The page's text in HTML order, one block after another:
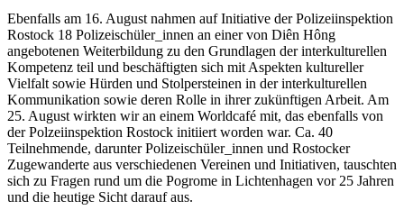
Ebenfalls am 16. August nahmen auf Initiative der Polizeiinspektion
Rostock 18 Polizeischüler_innen an einer von Diên Hông
angebotenen Weiterbildung zu den Grundlagen der interkulturellen
Kompetenz teil und beschäftigten sich mit Aspekten kultureller
Vielfalt sowie Hürden und Stolpersteinen in der interkulturellen
Kommunikation sowie deren Rolle in ihrer zukünftigen Arbeit. Am
25. August wirkten wir an einem Worldcafé mit, das ebenfalls von
der Polzeiinspektion Rostock initiiert worden war. Ca. 40
Teilnehmende, darunter Polizeischüler_innen und Rostocker
Zugewanderte aus verschiedenen Vereinen und Initiativen, tauschten
sich zu Fragen rund um die Pogrome in Lichtenhagen vor 25 Jahren
und die heutige Sicht darauf aus.